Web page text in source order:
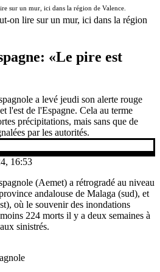
on lire sur un mur, ici dans la région
«Le pire est
a levé jeudi son alerte rouge
l'est de l'Espagne. Cela au terme
précipitations, mais sans que de
par les autorités.
16:53
(Aemet) a rétrogradé au niveau
andalouse de Malaga (sud), et
où le souvenir des inondations
224 morts il y a deux semaines à
sinistrés.